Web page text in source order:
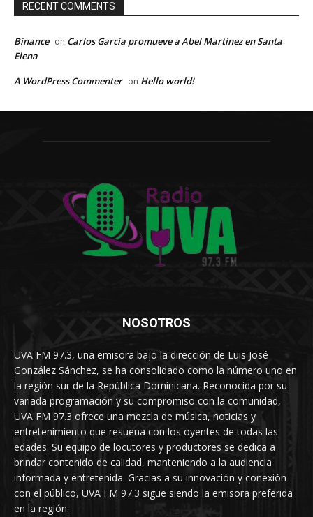
RECENT COMMENTS
Binance on Carlos García promueve a Abel Martínez en Santa
Elena
A WordPress Commenter on Hello world!
NOSOTROS
UVA FM 97.3, una emisora bajo la dirección de Luis José
González Sánchez, se ha consolidado como la número uno en
la región sur de la República Dominicana. Reconocida por su
variada programación y su compromiso con la comunidad,
UVA FM 97.3 ofrece una mezcla de música, noticias y
entretenimiento que resuena con los oyentes de todas las
edades. Su equipo de locutores y productores se dedica a
brindar contenido de calidad, manteniendo a la audiencia
informada y entretenida. Gracias a su innovación y conexión
con el público, UVA FM 97.3 sigue siendo la emisora preferida
en la región.